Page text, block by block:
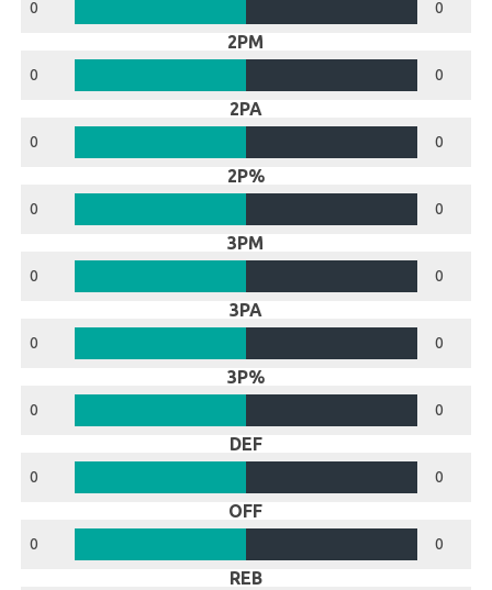
0 0
2PM
0 0
2PA
0 0
2P%
0 0
3PM
0 0
3PA
0 0
3P%
0 0
DEF
0 0
OFF
0 0
REB